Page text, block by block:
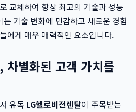
교체하여 항상 최고의 기술과 성능
기술 변화에 민감하고 새로운 경험
에게 매우 매력적인 요소입니다.
차별화된 고객 가치를
유독 LG헬로비전렌탈이 주목받는